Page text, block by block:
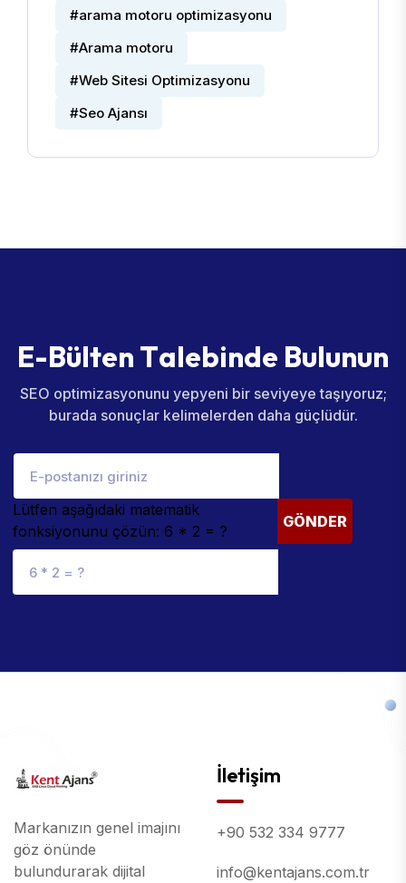
#arama motoru optimizasyonu
#Arama motoru
#Web Sitesi Optimizasyonu
#Seo Ajansı
E-Bülten Talebinde Bulunun
SEO optimizasyonunu yepyeni bir seviyeye taşıyoruz;
burada sonuçlar kelimelerden daha güçlüdür.
Lütfen aşağıdaki matematik
fonksiyonunu çözün: 6 * 2 = ?
GÖNDER
Markanızın genel imajını
göz önünde
bulundurarak dijital
İletişim
+90 532 334 9777
info@kentajans.com.tr